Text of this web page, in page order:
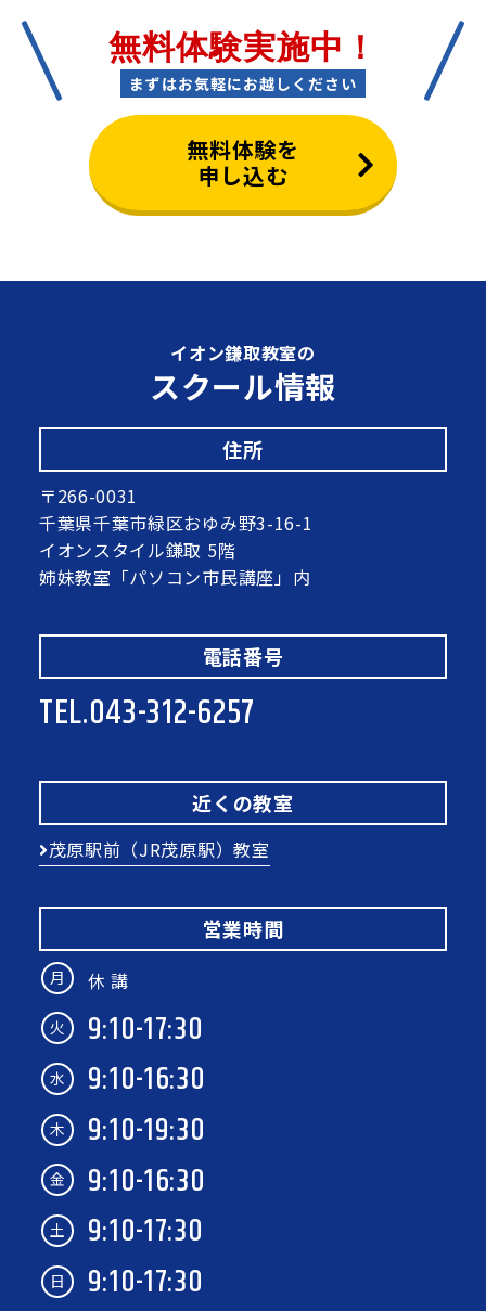
無料体験実施中！
まずはお気軽にお越しください
無料体験を
申し込む
イオン鎌取教室の
スクール情報
住所
〒266-0031
千葉県千葉市緑区おゆみ野3-16-1
イオンスタイル鎌取 5階
姉妹教室「パソコン市民講座」内
電話番号
TEL.043-312-6257
近くの教室
茂原駅前（JR茂原駅）教室
営業時間
月 休 講
火 9:10-17:30
水 9:10-16:30
木 9:10-19:30
金 9:10-16:30
土 9:10-17:30
日 9:10-17:30